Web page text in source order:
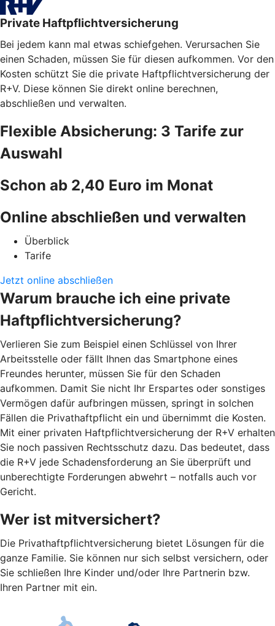
Private Haftpflichtversicherung
Bei jedem kann mal etwas schiefgehen. Verursachen Sie
einen Schaden, müssen Sie für diesen aufkommen. Vor den
Kosten schützt Sie die private Haftpflichtversicherung der
R+V. Diese können Sie direkt online berechnen,
abschließen und verwalten.
Flexible Absicherung: 3 Tarife zur
Auswahl
Schon ab 2,40 Euro im Monat
Online abschließen und verwalten
Überblick
Tarife
Jetzt online abschließen
Warum brauche ich eine private
Haftpflichtversicherung?
Verlieren Sie zum Beispiel einen Schlüssel von Ihrer
Arbeitsstelle oder fällt Ihnen das Smartphone eines
Freundes herunter, müssen Sie für den Schaden
aufkommen. Damit Sie nicht Ihr Erspartes oder sonstiges
Vermögen dafür aufbringen müssen, springt in solchen
Fällen die Privathaftpflicht ein und übernimmt die Kosten.
Mit einer privaten Haftpflichtversicherung der R+V erhalten
Sie noch passiven Rechtsschutz dazu. Das bedeutet, dass
die R+V jede Schadensforderung an Sie überprüft und
unberechtigte Forderungen abwehrt – notfalls auch vor
Gericht.
Wer ist mitversichert?
Die Privathaftpflichtversicherung bietet Lösungen für die
ganze Familie. Sie können nur sich selbst versichern, oder
Sie schließen Ihre Kinder und/oder Ihre Partnerin bzw.
Ihren Partner mit ein.